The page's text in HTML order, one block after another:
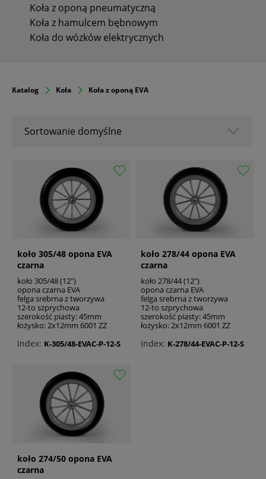
Koła z oponą pneumatyczną
Koła z hamulcem bębnowym
Koła do wózków elektrycznych
Katalog Koła Koła z oponą EVA
Sortowanie domyślne
Nazwa A-Z
Nazwa Z-A
Od popularnych
Od najnowszych
koło 305/48 opona EVA
czarna
koło 305/48 (12")
opona czarna EVA
felga srebrna z tworzywa
12-to szprychowa
szerokość piasty: 45mm
łożysko: 2x12mm 6001 ZZ
Index: K-305/48-EVAC-P-12-S
koło 278/44 opona EVA
czarna
koło 278/44 (12")
opona czarna EVA
felga srebrna z tworzywa
12-to szprychowa
szerokość piasty: 45mm
łożysko: 2x12mm 6001 ZZ
Index: K-278/44-EVAC-P-12-S
koło 274/50 opona EVA
czarna